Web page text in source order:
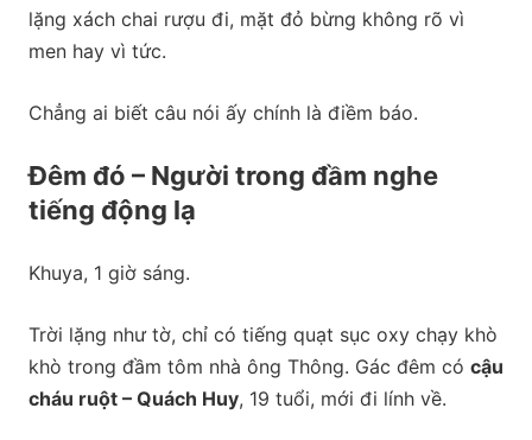
lặng xách chai rượu đi, mặt đỏ bừng không rõ vì
men hay vì tức.
Chẳng ai biết câu nói ấy chính là điềm báo.
Đêm đó – Người trong đầm nghe
tiếng động lạ
Khuya, 1 giờ sáng.
Trời lặng như tờ, chỉ có tiếng quạt sục oxy chạy khò
khò trong đầm tôm nhà ông Thông. Gác đêm có cậu
cháu ruột – Quách Huy, 19 tuổi, mới đi lính về.